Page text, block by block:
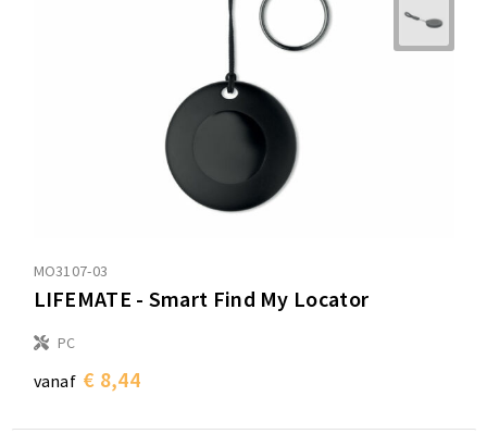
MO3107-03
LIFEMATE - Smart Find My Locator
PC
vanaf € 8,44